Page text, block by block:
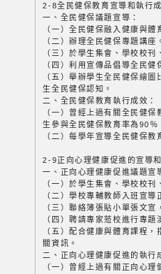
2-8全民健保教育宣導和執行
一、全民健保議題宣導：
（一）全民健保融入健康與體
（二）辦理全民健保專題講座
（三）於學生集會、學校校
（四）利用宣傳品倡導全民健
（五）舉辦學生全民健保繪
生全民健保認知。
二、全民健保教育執行成效：
（一）曾經上過有關全民健
生參與全民健保教育率為90％
（二）每學年宣導全民健保教
2-9正向心理健康促進的宣導
一、正向心理健康促進議題宣
（一）於學生集會、學校校
（二）學校專輔教師入班宣
（三）聯絡簿張貼小單張文宣
（四）聘請專家蒞校進行專題
（五）配合健康與體育課程
關資訊。
二、正向心理健康促進的執行
（一）曾經上過有關正向心